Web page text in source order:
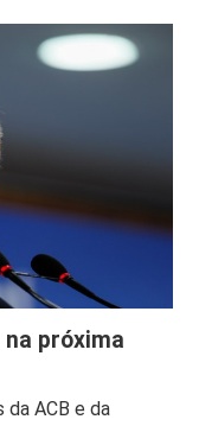
próxima
ACB e da